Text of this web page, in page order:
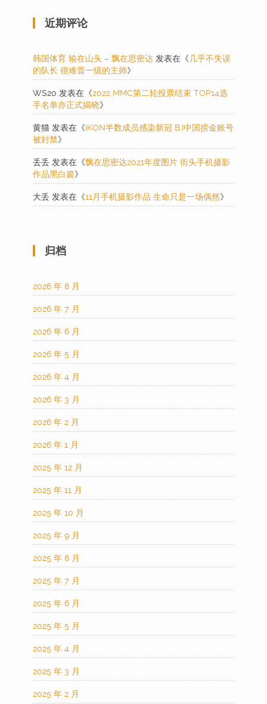
近期评论
韩国体育 输在山头 – 飘在思密达 发表在《 几乎不失误
的队长 很难晋一级的主帅》
WS20 发表在《2022 MMC第二轮投票结束 TOP14选
手名单亦正式揭晓》
黄猫 发表在《iKON半数成员感染新冠 B.I中国捞金账号
被封禁》
丢丢 发表在《飘在思密达2021年度图片 街头手机摄影
作品黑白篇》
大丢 发表在《11月手机摄影作品 生命只是一场偶然》
归档
2026 年 8 月
2026 年 7 月
2026 年 6 月
2026 年 5 月
2026 年 4 月
2026 年 3 月
2026 年 2 月
2026 年 1 月
2025 年 12 月
2025 年 11 月
2025 年 10 月
2025 年 9 月
2025 年 8 月
2025 年 7 月
2025 年 6 月
2025 年 5 月
2025 年 4 月
2025 年 3 月
2025 年 2 月